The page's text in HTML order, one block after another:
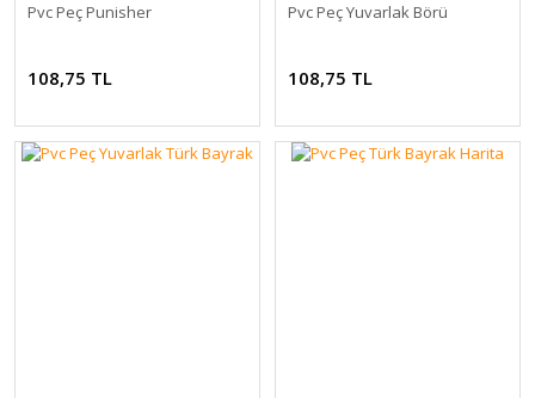
Pvc Peç Punisher
108,75 TL
Pvc Peç Yuvarlak Börü
108,75 TL